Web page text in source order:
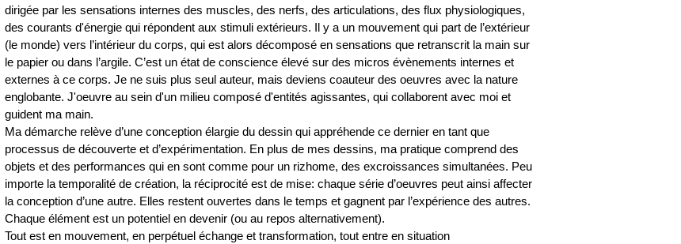
dirigée par les sensations internes des muscles, des nerfs, des articulations, des flux physiologiques,
des courants d'énergie qui répondent aux stimuli extérieurs. Il y a un mouvement qui part de l’extérieur
(le monde) vers l’intérieur du corps, qui est alors décomposé en sensations que retranscrit la main sur
le papier ou dans l’argile. C’est un état de conscience élevé sur des micros évènements internes et
externes à ce corps. Je ne suis plus seul auteur, mais deviens coauteur des oeuvres avec la nature
englobante. J'oeuvre au sein d'un milieu composé d'entités agissantes, qui collaborent avec moi et
guident ma main.
Ma démarche relève d’une conception élargie du dessin qui appréhende ce dernier en tant que
processus de découverte et d’expérimentation. En plus de mes dessins, ma pratique comprend des
objets et des performances qui en sont comme pour un rizhome, des excroissances simultanées. Peu
importe la temporalité de création, la réciprocité est de mise: chaque série d’oeuvres peut ainsi affecter
la conception d’une autre. Elles restent ouvertes dans le temps et gagnent par l’expérience des autres.
Chaque élément est un potentiel en devenir (ou au repos alternativement).
Tout est en mouvement, en perpétuel échange et transformation, tout entre en situation